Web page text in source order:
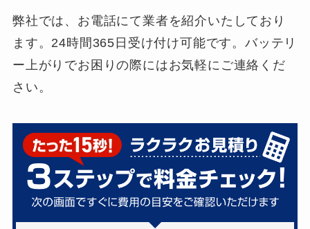
弊社では、お電話にて業者を紹介いたしており
ます。24時間365日受け付け可能です。バッテリ
ー上がりでお困りの際にはお気軽にご連絡くだ
さい。